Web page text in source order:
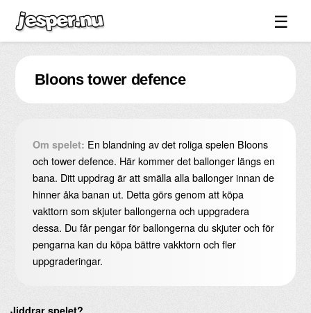
☰
Spel ↓
Bilder ↓
Forum ↓
Videos
Blandat ↓
Om sidan ↓
Bloons tower defence
Om spelet: En blandning av det roliga spelen Bloons
och tower defence. Här kommer det ballonger längs en
bana. Ditt uppdrag är att smälla alla ballonger innan de
hinner åka banan ut. Detta görs genom att köpa
vakttorn som skjuter ballongerna och uppgradera
dessa. Du får pengar för ballongerna du skjuter och för
pengarna kan du köpa bättre vakktorn och fler
uppgraderingar.
Jiddrar spelet?